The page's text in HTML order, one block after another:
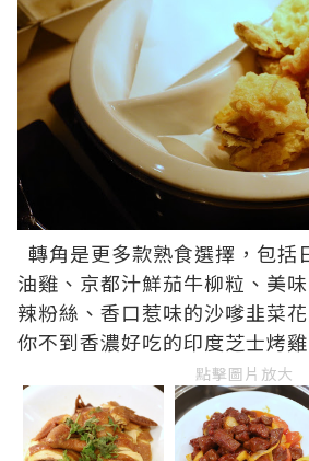
轉角是更多款熟食選擇，包括
油雞、京都汁鮮茄牛柳粒、美
辣粉絲、香口惹味的沙嗲韭菜
你不到香濃好吃的印度芝士烤雞
點擊圖片放大